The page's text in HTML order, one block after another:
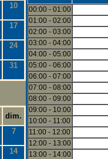
10
17
24
31
dim.
7
14
00:00 - 01:00
01:00 - 02:00
02:00 - 03:00
03:00 - 04:00
04:00 - 05:00
05:00 - 06:00
06:00 - 07:00
07:00 - 08:00
08:00 - 09:00
09:00 - 10:00
10:00 - 11:00
11:00 - 12:00
12:00 - 13:00
13:00 - 14:00